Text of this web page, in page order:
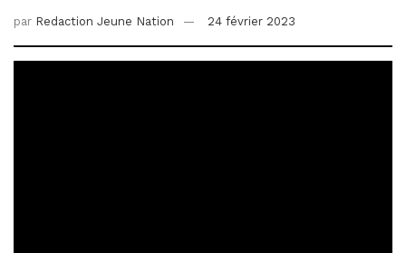
par Redaction Jeune Nation 24 février 2023